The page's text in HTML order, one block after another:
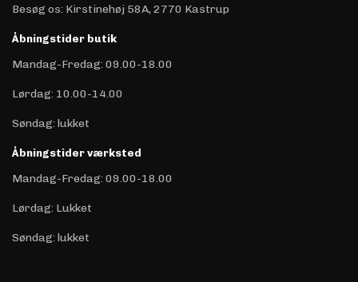
Besøg os: Kirstinehøj 58A, 2770 Kastrup
Åbningstider butik
Mandag-Fredag: 09.00-18.00
Lørdag: 10.00-14.00
Søndag: lukket
Åbningstider værksted
Mandag-Fredag: 09.00-18.00
Lørdag: Lukket
Søndag: lukket